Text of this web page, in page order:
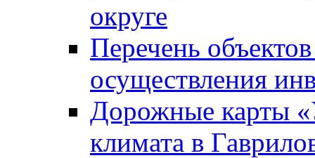
округе
Перечень
осуществления
Дорожные карты
климата в